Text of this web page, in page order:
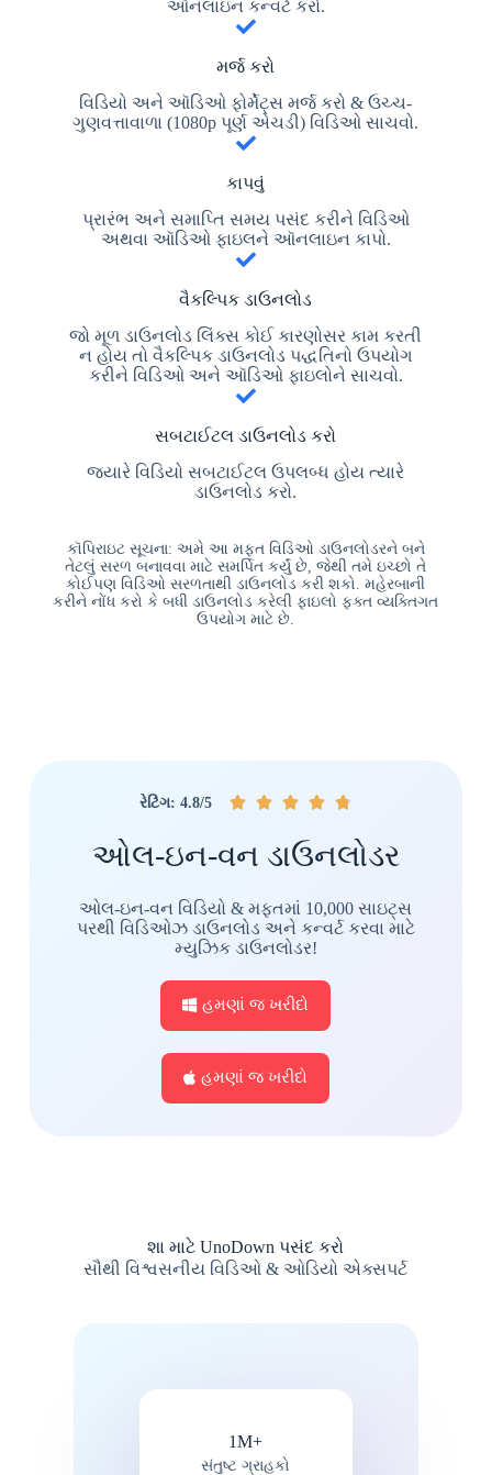
ઑનલાઇન કન્વર્ટ કરો.
મર્જ કરો
વિડિયો અને ઑડિઓ ફોર્મેટ્સ મર્જ કરો & ઉચ્ચ-
ગુણવત્તાવાળા (1080p પૂર્ણ એચડી) વિડિઓ સાચવો.
કાપવું
પ્રારંભ અને સમાપ્તિ સમય પસંદ કરીને વિડિઓ
અથવા ઑડિઓ ફાઇલને ઑનલાઇન કાપો.
વૈકલ્પિક ડાઉનલોડ
જો મૂળ ડાઉનલોડ લિંક્સ કોઈ કારણોસર કામ કરતી
ન હોય તો વૈકલ્પિક ડાઉનલોડ પદ્ધતિનો ઉપયોગ
કરીને વિડિઓ અને ઑડિઓ ફાઇલોને સાચવો.
સબટાઈટલ ડાઉનલોડ કરો
જ્યારે વિડિયો સબટાઈટલ ઉપલબ્ધ હોય ત્યારે
ડાઉનલોડ કરો.
કૉપિરાઇટ સૂચના: અમે આ મફત વિડિઓ ડાઉનલોડરને બને
તેટલું સરળ બનાવવા માટે સમર્પિત કર્યું છે, જેથી તમે ઇચ્છો તે
કોઈપણ વિડિઓ સરળતાથી ડાઉનલોડ કરી શકો. મહેરબાની
કરીને નોંધ કરો કે બધી ડાઉનલોડ કરેલી ફાઇલો ફક્ત વ્યક્તિગત
ઉપયોગ માટે છે.
રેટિંગ: 4.8/5     
ઓલ-ઇન-વન ડાઉનલોડર
ઓલ-ઇન-વન વિડિયો & મફતમાં 10,000 સાઇટ્સ
પરથી વિડિઓઝ ડાઉનલોડ અને કન્વર્ટ કરવા માટે
મ્યુઝિક ડાઉનલોડર!
હમણાં જ ખરીદો
હમણાં જ ખરીદો
શા માટે UnoDown પસંદ કરો
સૌથી વિશ્વસનીય વિડિઓ & ઓડિયો એક્સપર્ટ
1M+
સંતુષ્ટ ગ્રાહકો